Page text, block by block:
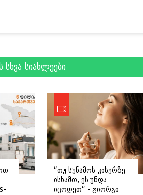
სხვა სიახლეები
“თუ სუნამოს კისერზე
ისხამთ, ეს უნდა
იცოდეთ“ - გიორგი